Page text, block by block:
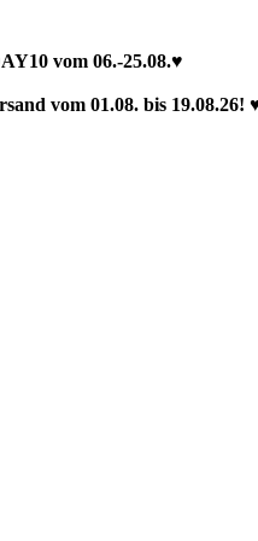
vom 06.-25.08.♥
vom 01.08. bis 19.08.26!